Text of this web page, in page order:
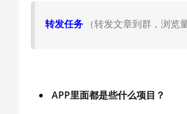
转发任务 （转发文章到群，浏览
APP里面都是些什么项目？